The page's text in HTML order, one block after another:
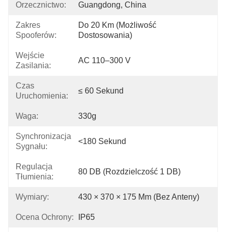
Orzecznictwo: Guangdong, China
Zakres
Spooferów:
Do 20 Km (możliwość
Dostosowania)
Wejście
Zasilania:
AC 110–300 V
Czas
Uruchomienia:
≤ 60 Sekund
Waga: 330g
Synchronizacja
Sygnału:
<180 Sekund
Regulacja
Tłumienia:
80 DB (rozdzielczość 1 DB)
Wymiary: 430 × 370 × 175 Mm (bez Anteny)
Ocena Ochrony: IP65